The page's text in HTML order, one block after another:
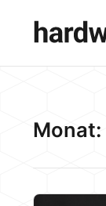
Monat: